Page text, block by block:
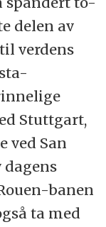
delen av
verdens
Stuttgart,
ved San
dagens
banen
ta med